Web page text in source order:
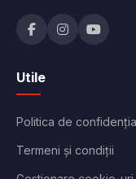
Utile
Politica de
Termeni și condiții